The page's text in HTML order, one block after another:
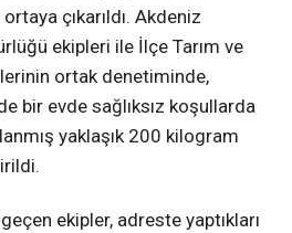
çıkarıldı. Akdeniz
ekipleri ile İlçe Tarım ve
ortak denetiminde,
bir evde sağlıksız koşullarda
yaklaşık 200 kilogram
ekipler, adreste yaptıkları